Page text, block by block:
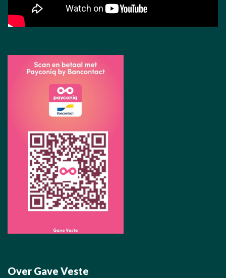
Over Gave Veste